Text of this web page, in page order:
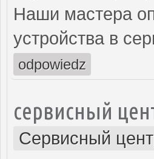
Наши мастера
устройства в
odpowiedz
сервисный
Сервисный